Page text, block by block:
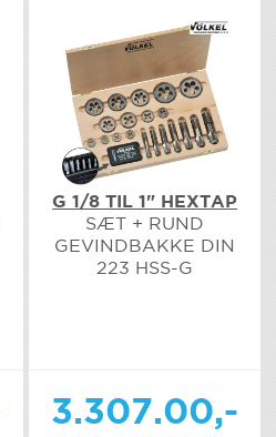
G 1/8 TIL 1" HEXTAP
SÆT + RUND
GEVINDBAKKE DIN
223 HSS-G
3.307.00,-